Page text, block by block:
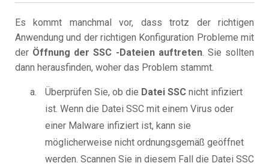
Es kommt manchmal vor, dass trotz der richtigen
Anwendung und der richtigen Konfiguration Probleme mit
der Öffnung der SSC -Dateien auftreten. Sie sollten
dann herausfinden, woher das Problem stammt.
Überprüfen Sie, ob die Datei SSC nicht infiziert
ist. Wenn die Datei SSC mit einem Virus oder
einer Malware infiziert ist, kann sie
möglicherweise nicht ordnungsgemäß geöffnet
werden. Scannen Sie in diesem Fall die Datei SSC